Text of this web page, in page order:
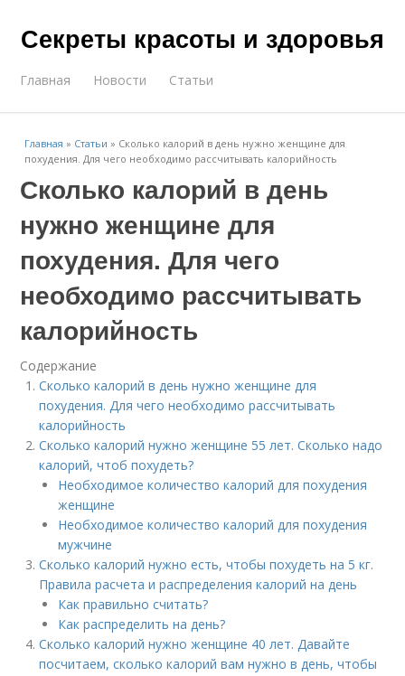
Секреты красоты и здоровья
Главная Новости Статьи
Главная » Статьи » Сколько калорий в день нужно женщине для
похудения. Для чего необходимо рассчитывать калорийность
Сколько калорий в день
нужно женщине для
похудения. Для чего
необходимо рассчитывать
калорийность
Содержание
Сколько калорий в день нужно женщине для
похудения. Для чего необходимо рассчитывать
калорийность
Сколько калорий нужно женщине 55 лет. Сколько надо
калорий, чтоб похудеть?
Необходимое количество калорий для похудения
женщине
Необходимое количество калорий для похудения
мужчине
Сколько калорий нужно есть, чтобы похудеть на 5 кг.
Правила расчета и распределения калорий на день
Как правильно считать?
Как распределить на день?
Сколько калорий нужно женщине 40 лет. Давайте
посчитаем, сколько калорий вам нужно в день, чтобы